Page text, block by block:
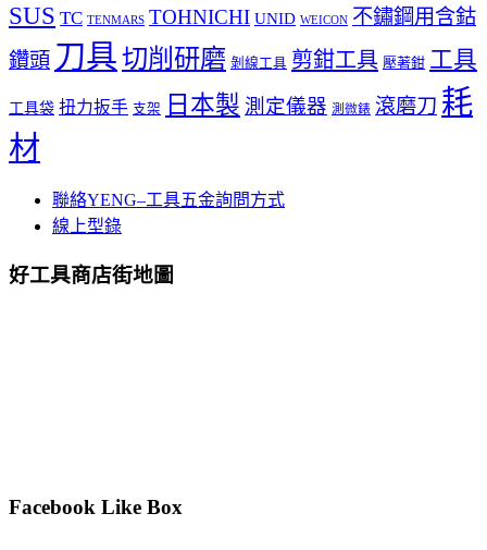
SUS TC TENMARS TOHNICHI UNID WEICON 不鏽鋼用含鈷
鑽頭 刀具切削研磨 剝線工具 剪鉗工具 壓著鉗 工具
工具袋 扭力扳手 支架 日本製 測定儀器 測微錶 滾磨刀 耗
材
聯絡YENG–工具五金詢問方式
線上型錄
好工具商店街地圖
Facebook Like Box